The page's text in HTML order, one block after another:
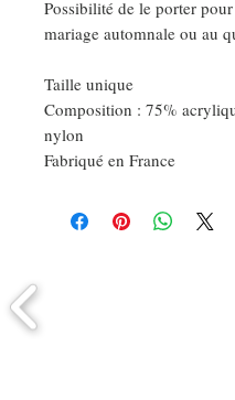
Possibilité de le porter
mariage automnale ou au
Taille unique
Composition : 75%
nylon
Fabriqué en France